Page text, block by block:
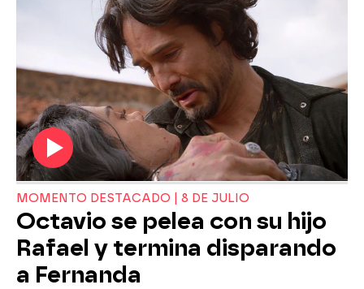
MOMENTO DESTACADO | 8 DE JULIO
Octavio se pelea con su hijo
Rafael y termina disparando
a Fernanda